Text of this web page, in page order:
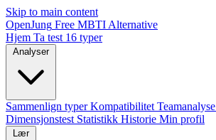
Skip to main content
OpenJung Free MBTI Alternative
Hjem Ta test 16 typer
Analyser
Sammenlign typerKompatibilitet Teamanalyse
Dimensjonstest Statistikk Historie Min profil
Lær